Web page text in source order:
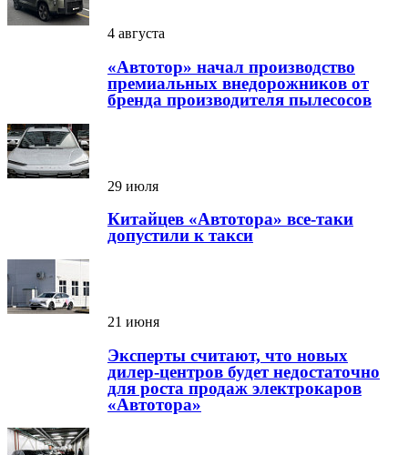
4 августа
«Автотор» начал производство
премиальных внедорожников от
бренда производителя пылесосов
29 июля
Китайцев «Автотора» все-таки
допустили к такси
21 июня
Эксперты считают, что новых
дилер-центров будет недостаточно
для роста продаж электрокаров
«Автотора»